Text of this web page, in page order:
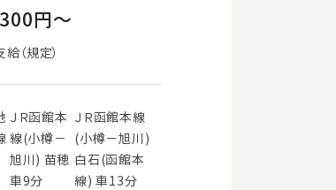
円〜
（規定）
ＪＲ函館本
線(小樽－
旭川) 苗穂
車9分
ＪＲ函館本線
(小樽－旭川)
白石(函館本
線) 車13分